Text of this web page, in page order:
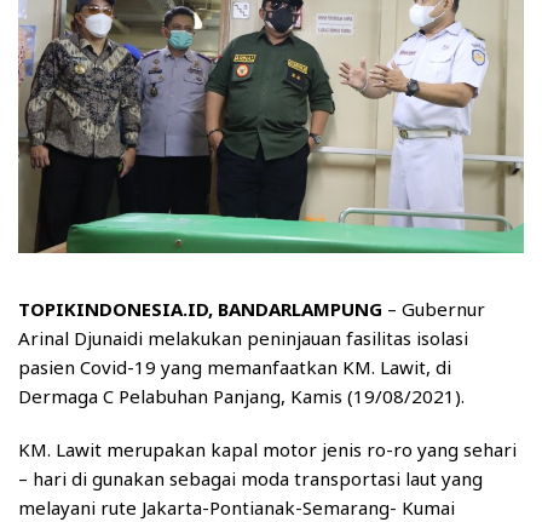
TOPIKINDONESIA.ID, BANDARLAMPUNG – Gubernur
Arinal Djunaidi melakukan peninjauan fasilitas isolasi
pasien Covid-19 yang memanfaatkan KM. Lawit, di
Dermaga C Pelabuhan Panjang, Kamis (19/08/2021).
KM. Lawit merupakan kapal motor jenis ro-ro yang sehari
– hari di gunakan sebagai moda transportasi laut yang
melayani rute Jakarta-Pontianak-Semarang- Kumai